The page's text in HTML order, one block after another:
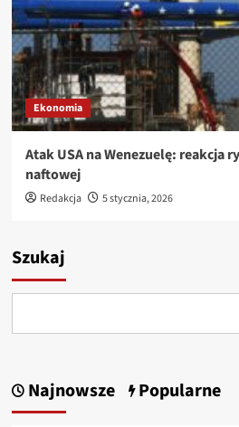
Ekonomia
Atak USA na Wenezuelę: reakcja
naftowej
Redakcja 5 stycznia, 2026
Szukaj
Najnowsze Popularne